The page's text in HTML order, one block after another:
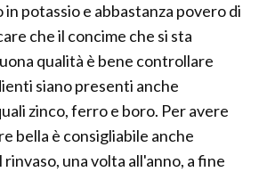
potassio e abbastanza povero di
che il concime che si sta
qualità è bene controllare
siano presenti anche
zinco, ferro e boro. Per avere
bella è consigliabile anche
una volta all'anno, a fine